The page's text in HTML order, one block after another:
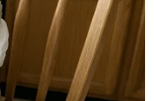
trung gian
sàng trả tự do
con tin ở